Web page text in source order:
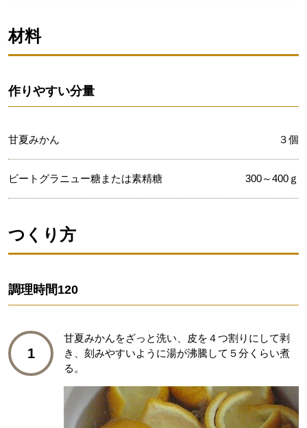
材料
作りやすい分量
甘夏みかん ３個
ビートグラニュー糖または素精糖 300～400ｇ
つくり方
調理時間120
1
甘夏みかんをざっと洗い、皮を４つ割りにして剥
き、刻みやすいように湯が沸騰して５分くらい煮
る。